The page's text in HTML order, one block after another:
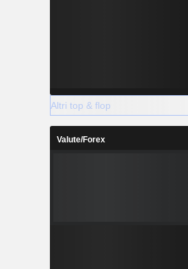
Altri top & flop
Valute/Forex